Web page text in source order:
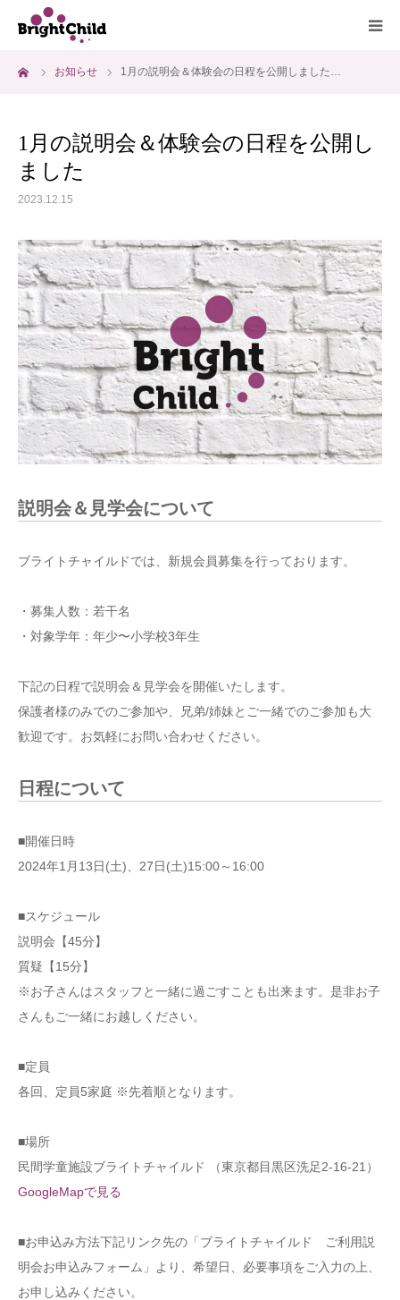
お知らせ 1月の説明会＆体験会の日程を公開しました…
1月の説明会＆体験会の日程を公開し
ました
2023.12.15
説明会＆見学会について
ブライトチャイルドでは、新規会員募集を行っております。
・募集人数：若干名
・対象学年：年少〜小学校3年生
下記の日程で説明会＆見学会を開催いたします。
保護者様のみでのご参加や、兄弟/姉妹とご一緒でのご参加も大
歓迎です。お気軽にお問い合わせください。
日程について
■開催日時
2024年1月13日(土)、27日(土)15:00～16:00
■スケジュール
説明会【45分】
質疑【15分】
※お子さんはスタッフと一緒に過ごすことも出来ます。是非お子
さんもご一緒にお越しください。
■定員
各回、定員5家庭 ※先着順となります。
■場所
民間学童施設ブライトチャイルド （東京都目黒区洗足2-16-21）
GoogleMapで見る
■お申込み方法下記リンク先の「ブライトチャイルド ご利用説
明会お申込みフォーム」より、希望日、必要事項をご入力の上、
お申し込みください。
ホーム
プログラム
ご利用料金
よくあるご質問
アクセス